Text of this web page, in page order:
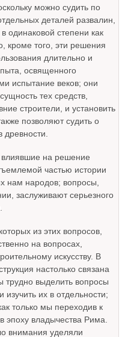
можно судить по
деталей развалин,
одинаковой степени как
кроме того, эти решения
длительно и
освященного
испытание веков; они
тех средств,
строители, и установить
позволяют судить о
древности.
влиявшие на решение
частью истории
нам народов; вопросы,
заслуживают серьезного
из этих вопросов,
на вопросах,
искусству. В
настолько связана
трудно выделить вопросы
изучить их в отдельности;
только мы переходив к
эпоху владычества Рима.
внимания уделяли